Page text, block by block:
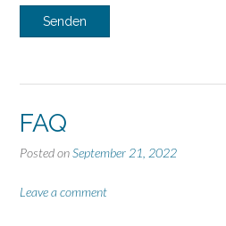
FAQ
Posted onSeptember 21, 2022
Leave a comment